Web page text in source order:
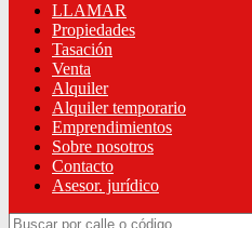
LLAMAR
Propiedades
Tasación
Venta
Alquiler
Alquiler temporario
Emprendimientos
Sobre nosotros
Contacto
Asesor. jurídico